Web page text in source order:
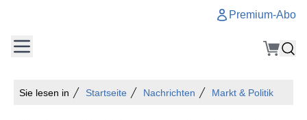
Premium-Abo
Sie lesen in Startseite Nachrichten Markt & Politik